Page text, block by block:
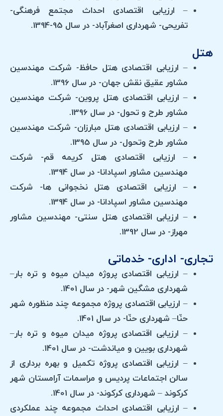
– ارزیابی اقتصادی احداث مجتمع فرهنگی-
تفریحی- شهرداری اصغرآباد- در سال 95-1394.
هتل
– ارزیابی اقتصادی هتل حافظ- شرکت مهندسین
مشاور عقیق نقش جهان- در سال 1396.
– ارزیابی اقتصادی هتل پروین- شرکت مهندسین
مشاور طرح و تحول- در سال 1396.
– ارزیابی اقتصادی هتل مبارزان- شرکت مهندسین
مشاور طرح وتحول- در سال 1395.
– ارزیابی اقتصادی هتل کریمه قم- شرکت
مهندسین مشاور اسپادانا- در سال 1394.
– ارزیابی اقتصادی هتل نخجوانی ها- شرکت
مهندسین مشاور اسپادانا- در سال 1394.
– ارزیابی اقتصادی هتل سنتی- مهندسین مشاور
مهراز- در سال 1392.
تجاری- اداری- خدماتی
– ارزیابی اقتصادی پروژه میدان میوه و تره بار–
شهرداری مشگین شهر- در سال 1401.
– ارزیابی اقتصادی پروژه مجموعه چند منظوره شهر
حنّا– شهرداری حنّا- در سال 1401.
– ارزیابی اقتصادی پروژه میدان میوه و تره بار–
شهرداری بویین و میاندشت- در سال 1401.
– ارزیابی اقتصادی پروژه تکمیل و بهره برداری از
سالن اجتماعات پردیس و مراسمات آرامستان شهر
کرکوند – شهرداری کرکوند- در سال 1401.
– ارزیابی اقتصادی احداث مجموعه چند عملکردی